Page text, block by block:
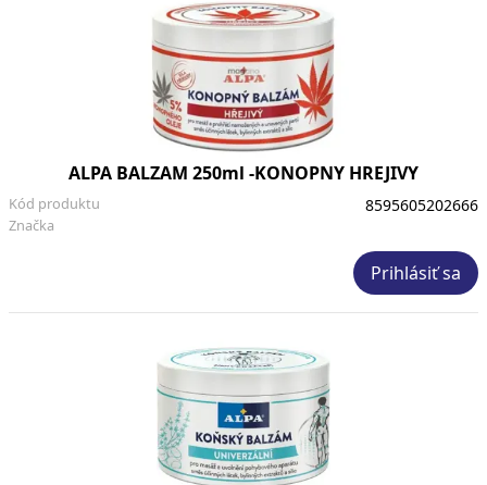
ALPA BALZAM 250ml -KONOPNY HREJIVY
Značka
Kód produktu 8595605202666
Prihlásiť sa